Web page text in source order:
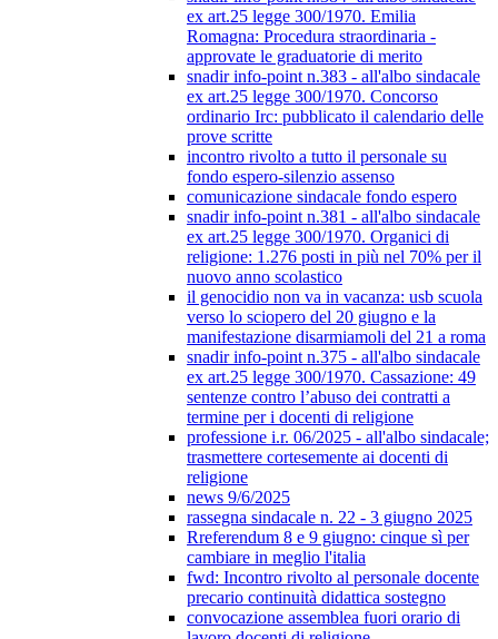
ex art.25 legge 300/1970. Emilia
Romagna: Procedura straordinaria -
approvate le graduatorie di merito
snadir info-point n.383 - all'albo sindacale
ex art.25 legge 300/1970. Concorso
ordinario Irc: pubblicato il calendario delle
prove scritte
incontro rivolto a tutto il personale su
fondo espero-silenzio assenso
comunicazione sindacale fondo espero
snadir info-point n.381 - all'albo sindacale
ex art.25 legge 300/1970. Organici di
religione: 1.276 posti in più nel 70% per il
nuovo anno scolastico
il genocidio non va in vacanza: usb scuola
verso lo sciopero del 20 giugno e la
manifestazione disarmiamoli del 21 a roma
snadir info-point n.375 - all'albo sindacale
ex art.25 legge 300/1970. Cassazione: 49
sentenze contro l’abuso dei contratti a
termine per i docenti di religione
professione i.r. 06/2025 - all'albo sindacale;
trasmettere cortesemente ai docenti di
religione
news 9/6/2025
rassegna sindacale n. 22 - 3 giugno 2025
Rreferendum 8 e 9 giugno: cinque sì per
cambiare in meglio l'italia
fwd: Incontro rivolto al personale docente
precario continuità didattica sostegno
convocazione assemblea fuori orario di